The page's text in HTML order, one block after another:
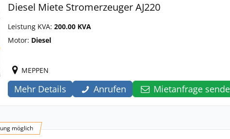
Diesel Miete Stromerzeuger AJ220
Leistung KVA: 200.00 KVA
Motor: Diesel
MEPPEN
Mehr Details Anrufen Mietanfrage
möglich